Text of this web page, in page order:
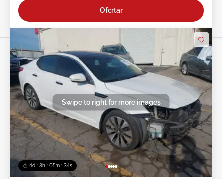
Ofertar
4d : 3h : 05m : 31s
Swipe to right for more images